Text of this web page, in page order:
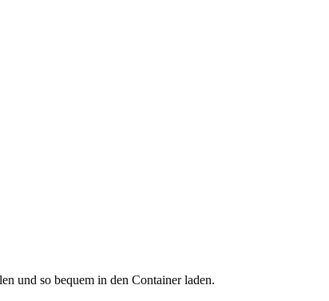
und so bequem in den Container laden.